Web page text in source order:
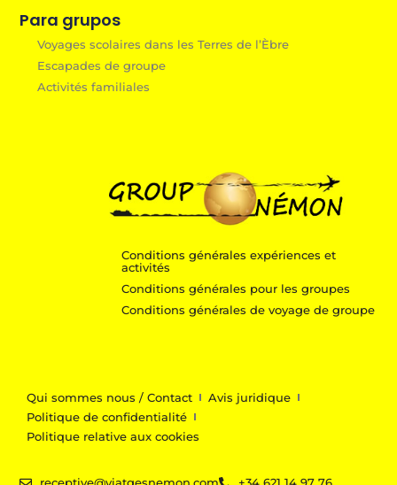
Para grupos
Voyages scolaires dans les Terres de l’Èbre
Escapades de groupe
Activités familiales
Conditions générales expériences et
activités
Conditions générales pour les groupes
Conditions générales de voyage de groupe
Qui sommes nous / Contact
Avis juridique
Politique de confidentialité
Politique relative aux cookies